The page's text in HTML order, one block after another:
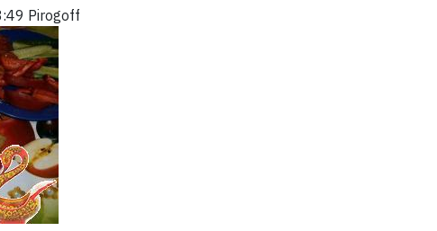
Pirogoff